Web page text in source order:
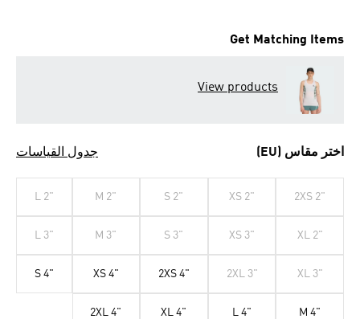
Get Matching Items
View products
اختر مقاس (EU) جدول القياسات
2XS 2"
XS 2"
S 2"
M 2"
L 2"
XL 2"
XS 3"
S 3"
M 3"
L 3"
XL 3"
2XL 3"
2XS 4"
XS 4"
S 4"
M 4"
L 4"
XL 4"
2XL 4"